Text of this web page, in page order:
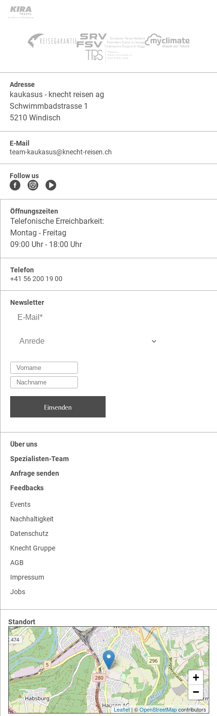
Adresse
kaukasus - knecht reisen ag
Schwimmbadstrasse 1
5210 Windisch
E-Mail
team-kaukasus@knecht-reisen.ch
Follow us
Öffnungszeiten
Telefonische Erreichbarkeit:
Montag - Freitag
09:00 Uhr - 18:00 Uhr
Telefon
+41 56 200 19 00
Newsletter
Über uns
Spezialisten-Team
Anfrage senden
Feedbacks
Events
Nachhaltigkeit
Datenschutz
Knecht Gruppe
AGB
Impressum
Jobs
Standort
+
−
Leaflet| ©OpenStreetMapcontributors